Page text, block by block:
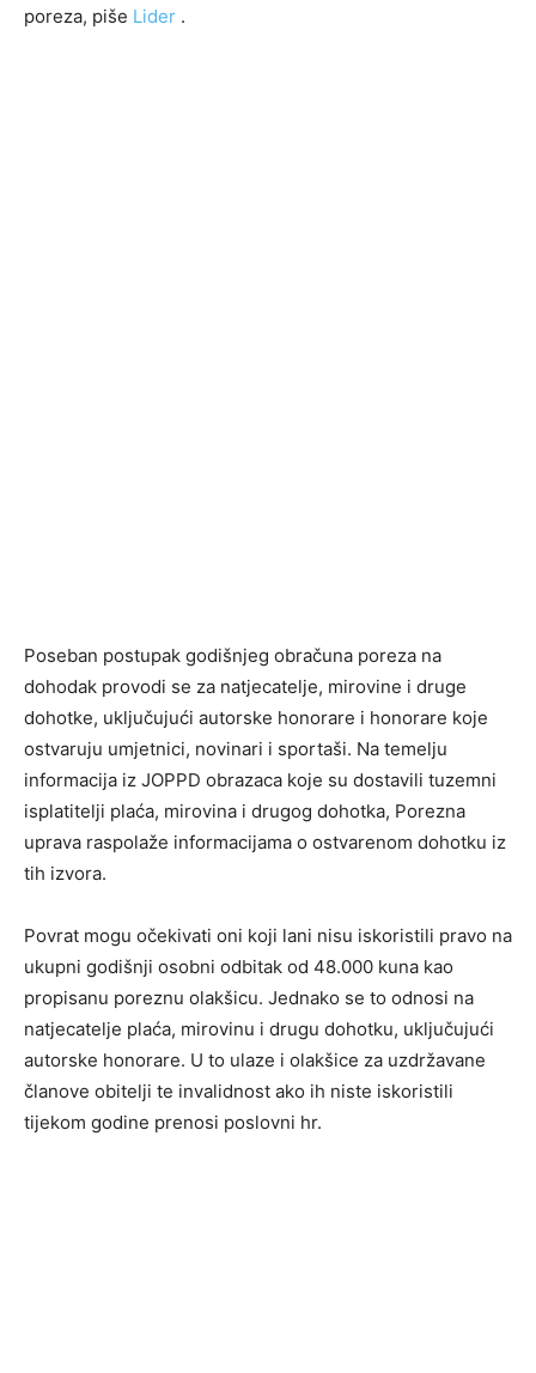
poreza, piše Lider .
Poseban postupak godišnjeg obračuna poreza na
dohodak provodi se za natjecatelje, mirovine i druge
dohotke, uključujući autorske honorare i honorare koje
ostvaruju umjetnici, novinari i sportaši. Na temelju
informacija iz JOPPD obrazaca koje su dostavili tuzemni
isplatitelji plaća, mirovina i drugog dohotka, Porezna
uprava raspolaže informacijama o ostvarenom dohotku iz
tih izvora.
Povrat mogu očekivati ​​oni koji lani nisu iskoristili pravo na
ukupni godišnji osobni odbitak od 48.000 kuna kao
propisanu poreznu olakšicu. Jednako se to odnosi na
natjecatelje plaća, mirovinu i drugu dohotku, uključujući
autorske honorare. U to ulaze i olakšice za uzdržavane
članove obitelji te invalidnost ako ih niste iskoristili
tijekom godine prenosi poslovni hr.